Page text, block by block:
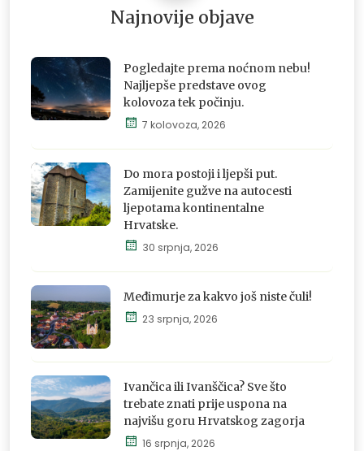
Najnovije objave
osjeti i
doživi
Pogledajte prema noćnom nebu!
Najljepše predstave ovog
kolovoza tek počinju.
7 kolovoza, 2026
doživi
Do mora postoji i ljepši put.
Zamijenite gužve na autocesti
ljepotama kontinentalne
Hrvatske.
30 srpnja, 2026
Istraži,
osjeti i
doživi
Međimurje za kakvo još niste čuli!
23 srpnja, 2026
Ivančica ili Ivanščica? Sve što
trebate znati prije uspona na
najvišu goru Hrvatskog zagorja
16 srpnja, 2026